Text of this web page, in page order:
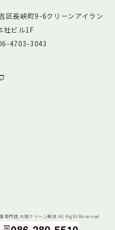
区長峡町9-6クリーンアイラン
社ビル1F
4703-3043
専門店 大阪クリーン解体 All Right Reserved.